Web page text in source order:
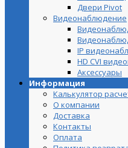
Двери Pivot
Видеонаблюдение
IP
HD CVI
Аксессуары
Информация
Калькулятор
О компании
Доставка
Контакты
Оплата